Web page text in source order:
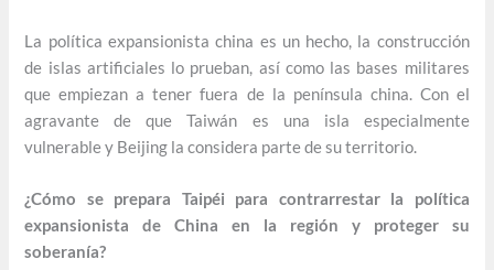
La política expansionista china es un hecho, la construcción
de islas artificiales lo prueban, así como las bases militares
que empiezan a tener fuera de la península china. Con el
agravante de que Taiwán es una isla especialmente
vulnerable y Beijing la considera parte de su territorio.
¿Cómo se prepara Taipéi para contrarrestar la política
expansionista de China en la región y proteger su
soberanía?